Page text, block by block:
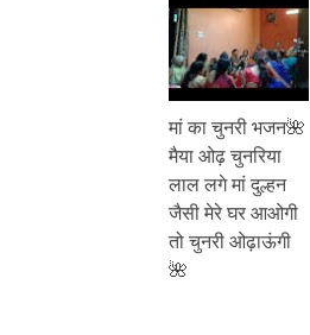
मां का चुनरी भजन🌺
मैया ओढ़ चुनरिया
लाल लगे मां दुल्हन
जैसी मेरे घर आओगी
तो चुनरी ओढ़ाऊंगी
🌺